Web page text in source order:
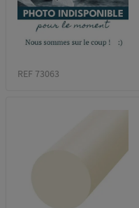
REF 73063